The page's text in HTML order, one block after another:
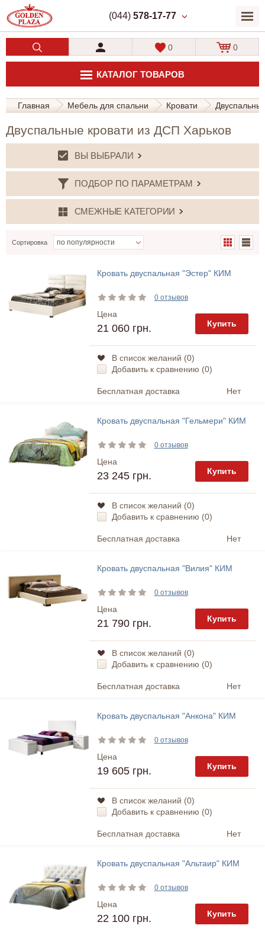
(044) 578-17-77
КАТАЛОГ ТОВАРОВ
0 0
Главная Мебель для спальни Кровати
Двуспальные кровати из ДСП Харьков
ВЫ ВЫБРАЛИ
ПОДБОР ПО ПАРАМЕТРАМ
СМЕЖНЫЕ КАТЕГОРИИ
Сортировка
Кровать двуспальная "Эстер" КИМ
0 отзывов
Цена
21 060 грн. Купить
В список желаний (0)
Добавить к сравнению (0)
Бесплатная доставка Нет
Кровать двуспальная "Гельмери" КИМ
0 отзывов
Цена
23 245 грн. Купить
В список желаний (0)
Добавить к сравнению (0)
Бесплатная доставка Нет
Кровать двуспальная "Вилия" КИМ
0 отзывов
Цена
21 790 грн. Купить
В список желаний (0)
Добавить к сравнению (0)
Бесплатная доставка Нет
Кровать двуспальная "Анкона" КИМ
0 отзывов
Цена
19 605 грн. Купить
В список желаний (0)
Добавить к сравнению (0)
Бесплатная доставка Нет
Кровать двуспальная "Альтаир" КИМ
0 отзывов
Цена
22 100 грн. Купить